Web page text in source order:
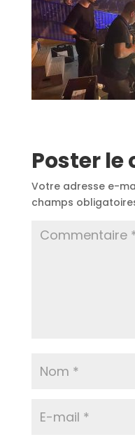
Poster
Votre adresse e-
champs